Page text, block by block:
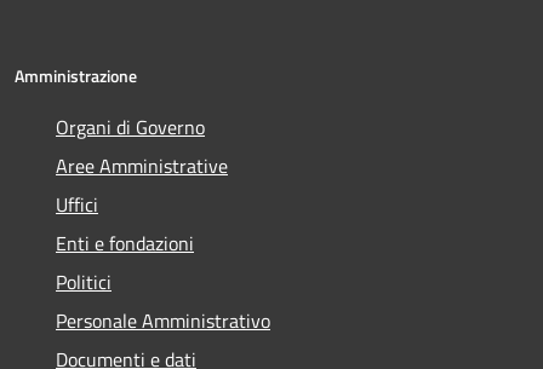
Amministrazione
Organi di Governo
Aree Amministrative
Uffici
Enti e fondazioni
Politici
Personale Amministrativo
Documenti e dati